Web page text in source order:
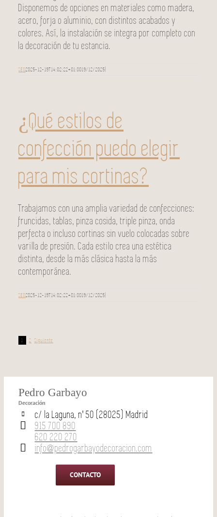
Disponemos de opciones en materiales como madera,
acero, forja o aluminio, con distintos acabados y
colores. Así, la instalación se integra por completo con
la decoración de tu estancia.
SEO2025-12-19T14:02:22+01:0019/12/2025
¿Qué estilos de
confección puedo elegir
para mis cortinas?
Trabajamos con una amplia variedad de confecciones:
fruncidas, tablas, pinza cosida, triple pinza, onda
perfecta o incluso cortinas sin vuelo colocadas sobre
varilla de presión. Cada estilo crea una estética
distinta, desde la más clásica hasta la más
contemporánea.
SEO2025-12-19T14:02:22+01:0019/12/2025
1 2 Siguiente
Pedro Garbayo
Decoración
c/ la Laguna, nº 50 (28025) Madrid
915 700 890
620 220 270
info@pedrogarbayodecoracion.com
CONTACTO